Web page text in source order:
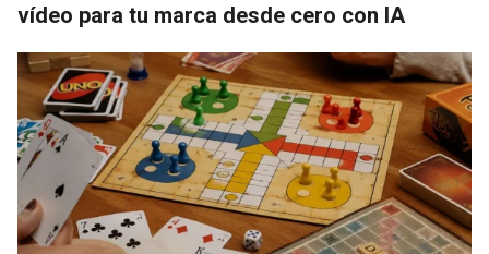
vídeo para tu marca desde cero con IA